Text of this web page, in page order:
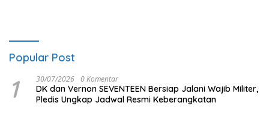
Popular Post
1 30/07/2026 0 Komentar
DK dan Vernon SEVENTEEN Bersiap Jalani Wajib Militer,
Pledis Ungkap Jadwal Resmi Keberangkatan